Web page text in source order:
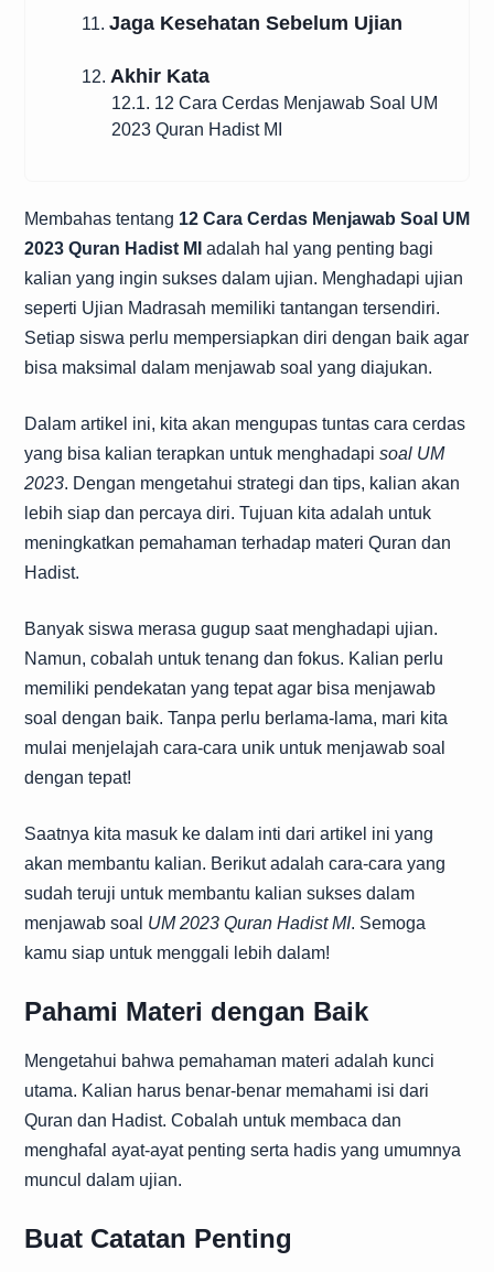
11. Jaga Kesehatan Sebelum Ujian
12. Akhir Kata
12.1. 12 Cara Cerdas Menjawab Soal UM
2023 Quran Hadist MI
Membahas tentang 12 Cara Cerdas Menjawab Soal UM
2023 Quran Hadist MI adalah hal yang penting bagi
kalian yang ingin sukses dalam ujian. Menghadapi ujian
seperti Ujian Madrasah memiliki tantangan tersendiri.
Setiap siswa perlu mempersiapkan diri dengan baik agar
bisa maksimal dalam menjawab soal yang diajukan.
Dalam artikel ini, kita akan mengupas tuntas cara cerdas
yang bisa kalian terapkan untuk menghadapi soal UM
2023. Dengan mengetahui strategi dan tips, kalian akan
lebih siap dan percaya diri. Tujuan kita adalah untuk
meningkatkan pemahaman terhadap materi Quran dan
Hadist.
Banyak siswa merasa gugup saat menghadapi ujian.
Namun, cobalah untuk tenang dan fokus. Kalian perlu
memiliki pendekatan yang tepat agar bisa menjawab
soal dengan baik. Tanpa perlu berlama-lama, mari kita
mulai menjelajah cara-cara unik untuk menjawab soal
dengan tepat!
Saatnya kita masuk ke dalam inti dari artikel ini yang
akan membantu kalian. Berikut adalah cara-cara yang
sudah teruji untuk membantu kalian sukses dalam
menjawab soal UM 2023 Quran Hadist MI. Semoga
kamu siap untuk menggali lebih dalam!
Pahami Materi dengan Baik
Mengetahui bahwa pemahaman materi adalah kunci
utama. Kalian harus benar-benar memahami isi dari
Quran dan Hadist. Cobalah untuk membaca dan
menghafal ayat-ayat penting serta hadis yang umumnya
muncul dalam ujian.
Buat Catatan Penting